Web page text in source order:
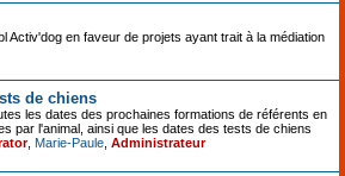
Activ'dog en faveur de projets ayant trait à la médiation
de chiens
les dates des prochaines formations de référents en
par l'animal, ainsi que les dates des tests de chiens
, Marie-Paule Administrateur